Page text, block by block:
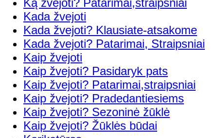
Kada žvejoti
Kada žvejoti? Klausiate-atsakome
Kada žvejoti? Patarimai, Straipsniai
Kaip žvejoti
Kaip žvejoti? Pasidaryk pats
Kaip žvejoti? Patarimai,straipsniai
Kaip žvejoti? Pradedantiesiems
Kaip žvejoti? Sezoninė žūklė
Kaip žvejoti? Žūklės būdai